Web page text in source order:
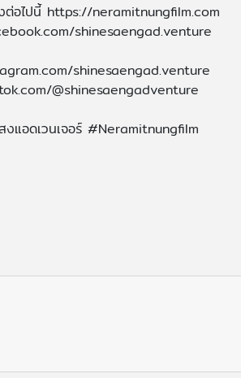
ต่อไปนี้ https://neramitnungfilm.com
shinesaengad.venture
shinesaengad.venture
@shinesaengadventure
อดเวนเจอร์ #Neramitnungfilm